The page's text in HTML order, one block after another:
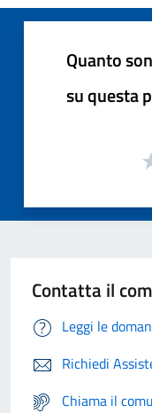
Quanto
su questa
Contatta il
Leggi le
Richiedi
Chiama il